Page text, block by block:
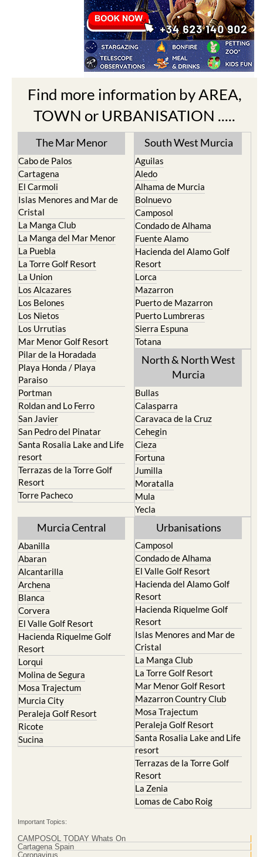
Find more information by AREA,
TOWN or URBANISATION .....
The Mar Menor
Cabo de Palos
Cartagena
El Carmoli
Islas Menores and Mar de
Cristal
La Manga Club
La Manga del Mar Menor
La Puebla
La Torre Golf Resort
La Union
Los Alcazares
Los Belones
Los Nietos
Los Urrutias
Mar Menor Golf Resort
Pilar de la Horadada
Playa Honda / Playa
Paraiso
Portman
Roldan and Lo Ferro
San Javier
San Pedro del Pinatar
Santa Rosalia Lake and Life
resort
Terrazas de la Torre Golf
Resort
Torre Pacheco
South West Murcia
Aguilas
Aledo
Alhama de Murcia
Bolnuevo
Camposol
Condado de Alhama
Fuente Alamo
Hacienda del Alamo Golf
Resort
Lorca
Mazarron
Puerto de Mazarron
Puerto Lumbreras
Sierra Espuna
Totana
North & North West
Murcia
Bullas
Calasparra
Caravaca de la Cruz
Cehegin
Cieza
Fortuna
Jumilla
Moratalla
Mula
Yecla
Murcia Central
Abanilla
Abaran
Alcantarilla
Archena
Blanca
Corvera
El Valle Golf Resort
Hacienda Riquelme Golf
Resort
Lorqui
Molina de Segura
Mosa Trajectum
Murcia City
Peraleja Golf Resort
Ricote
Sucina
Urbanisations
Camposol
Condado de Alhama
El Valle Golf Resort
Hacienda del Alamo Golf
Resort
Hacienda Riquelme Golf
Resort
Islas Menores and Mar de
Cristal
La Manga Club
La Torre Golf Resort
Mar Menor Golf Resort
Mazarron Country Club
Mosa Trajectum
Peraleja Golf Resort
Santa Rosalia Lake and Life
resort
Terrazas de la Torre Golf
Resort
La Zenia
Lomas de Cabo Roig
Important Topics:
CAMPOSOL TODAY Whats On
Cartagena Spain
Coronavirus